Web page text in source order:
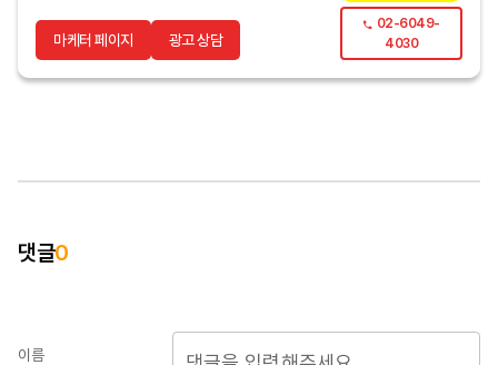
마케터 페이지 광고 상담
02-6049-
4030
댓글0
이름